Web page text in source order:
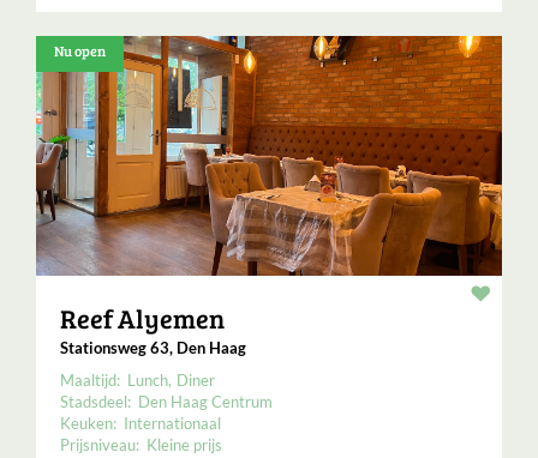
Nu open
Reef Alyemen
Stationsweg 63, Den Haag
Maaltijd: Lunch Diner
Stadsdeel: Den Haag Centrum
Keuken: Internationaal
Prijsniveau: Kleine prijs